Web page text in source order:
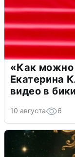
«Как можно
Екатерина
видео в
10 августа 6